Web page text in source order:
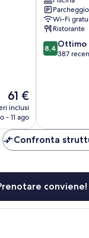
Il
prezzo
attuale
61 €
61 €
inclusi
- 11 ago
Batu
Bolong
Wi-Fi
Ristorante
8.4
su
8,4 Ottimo
387
Confronta
conviene!